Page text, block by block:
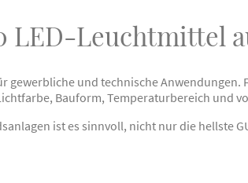
LED-Leuchtmittel
gewerbliche und technische
Bauform, Temperaturbereich und
ist es sinnvoll, nicht nur die hellste